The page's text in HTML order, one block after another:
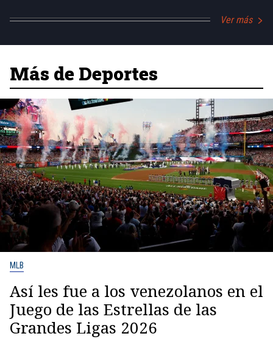
Ver más
Más de Deportes
MLB
Así les fue a los venezolanos en el
Juego de las Estrellas de las
Grandes Ligas 2026